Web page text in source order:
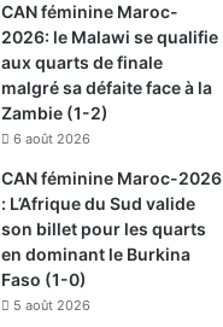
CAN féminine Maroc-
2026: le Malawi se qualifie
aux quarts de finale
malgré sa défaite face à la
Zambie (1-2)
6 août 2026
CAN féminine Maroc-2026
: L’Afrique du Sud valide
son billet pour les quarts
en dominant le Burkina
Faso (1-0)
5 août 2026